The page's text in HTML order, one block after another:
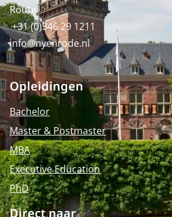
Route
+31 (0)346 29 1211
info@nyenrode.nl
Opleidingen
Bachelor
Master & Postmaster
MBA
Executive Education
PhD
Direct naar